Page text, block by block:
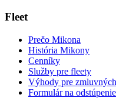
Fleet
Prečo Mikona
História Mikony
Cenníky
Služby pre fleety
Výhody pre
Formulár na